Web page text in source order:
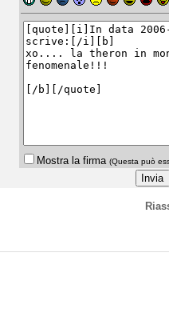
Mostra la firma (Questa può